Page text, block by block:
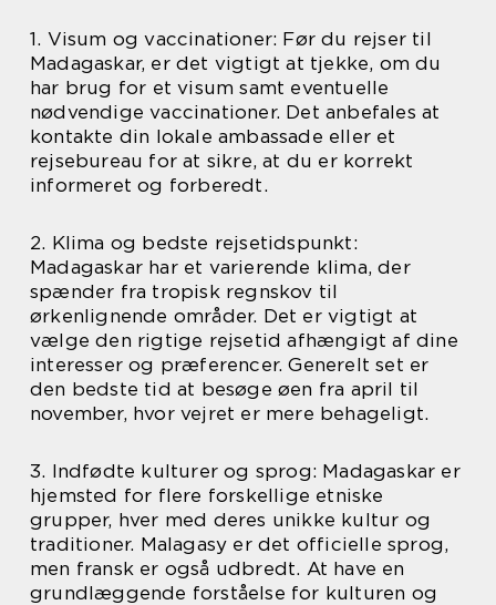
1. Visum og vaccinationer: Før du rejser til
Madagaskar, er det vigtigt at tjekke, om du
har brug for et visum samt eventuelle
nødvendige vaccinationer. Det anbefales at
kontakte din lokale ambassade eller et
rejsebureau for at sikre, at du er korrekt
informeret og forberedt.
2. Klima og bedste rejsetidspunkt:
Madagaskar har et varierende klima, der
spænder fra tropisk regnskov til
ørkenlignende områder. Det er vigtigt at
vælge den rigtige rejsetid afhængigt af dine
interesser og præferencer. Generelt set er
den bedste tid at besøge øen fra april til
november, hvor vejret er mere behageligt.
3. Indfødte kulturer og sprog: Madagaskar er
hjemsted for flere forskellige etniske
grupper, hver med deres unikke kultur og
traditioner. Malagasy er det officielle sprog,
men fransk er også udbredt. At have en
grundlæggende forståelse for kulturen og